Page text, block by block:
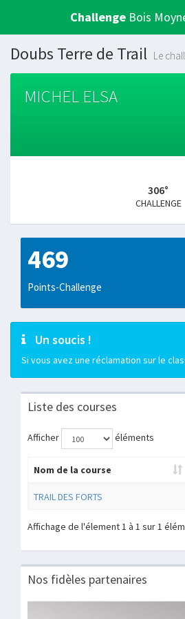
Challenge Bois
Doubs Terre de Trail Le
MICHEL ELSA
306°
CHALLENGE
469
Points-Challenge
Un soucis !
Si vous avez une réclamation sur le
Liste des courses
Afficher éléments
Nom de la course
TRAIL DES FORTS
Affichage de l'élement 1 à 1 sur 1
Nos fidèles partenaires